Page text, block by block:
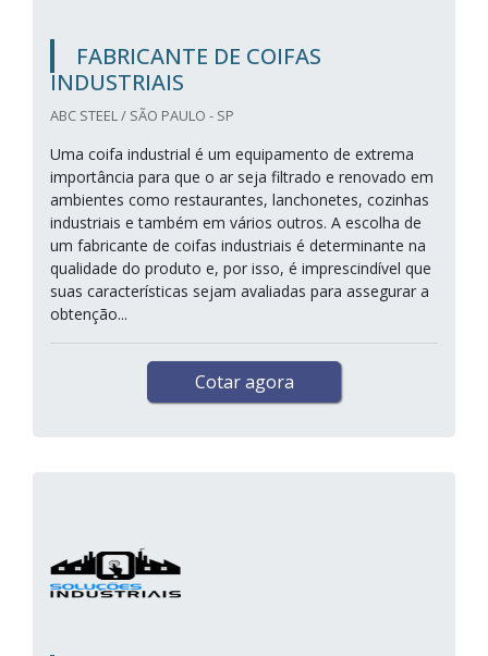
FABRICANTE DE COIFAS
INDUSTRIAIS
ABC STEEL / SÃO PAULO - SP
Uma coifa industrial é um equipamento de extrema
importância para que o ar seja filtrado e renovado em
ambientes como restaurantes, lanchonetes, cozinhas
industriais e também em vários outros. A escolha de
um fabricante de coifas industriais é determinante na
qualidade do produto e, por isso, é imprescindível que
suas características sejam avaliadas para assegurar a
obtenção...
Cotar agora